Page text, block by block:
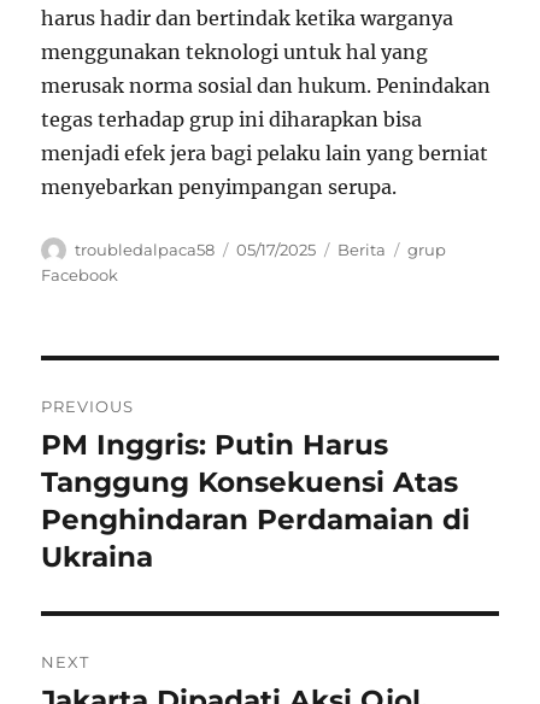
harus hadir dan bertindak ketika warganya
menggunakan teknologi untuk hal yang
merusak norma sosial dan hukum. Penindakan
tegas terhadap grup ini diharapkan bisa
menjadi efek jera bagi pelaku lain yang berniat
menyebarkan penyimpangan serupa.
Author
troubledalpaca58
Posted
05/17/2025 Categories
Berita Tags
grup
Facebook
pos
PREVIOUS
Previous
post:
PM Inggris: Putin Harus
Tanggung Konsekuensi Atas
Penghindaran Perdamaian di
Ukraina
NEXT
Next